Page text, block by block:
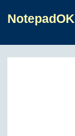
NotepadOK